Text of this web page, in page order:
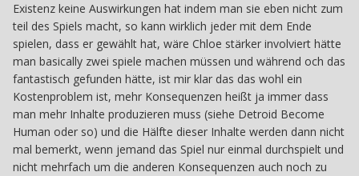
Existenz keine Auswirkungen hat indem man sie eben nicht zum
teil des Spiels macht, so kann wirklich jeder mit dem Ende
spielen, dass er gewählt hat, wäre Chloe stärker involviert hätte
man basically zwei spiele machen müssen und während och das
fantastisch gefunden hätte, ist mir klar das das wohl ein
Kostenproblem ist, mehr Konsequenzen heißt ja immer dass
man mehr Inhalte produzieren muss (siehe Detroid Become
Human oder so) und die Hälfte dieser Inhalte werden dann nicht
mal bemerkt, wenn jemand das Spiel nur einmal durchspielt und
nicht mehrfach um die anderen Konsequenzen auch noch zu